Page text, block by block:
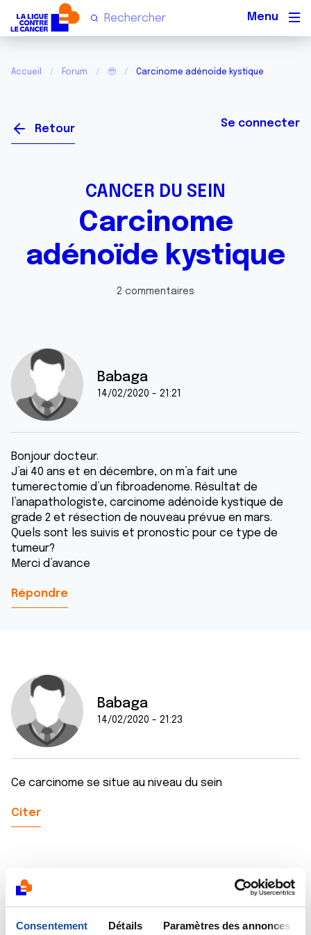
Consentement Détails Paramètres des annonces
Accueil Forum 🥹 Carcinome adénoïde kystique
Retour Se connecter
CANCER DU SEIN
Carcinome
adénoïde kystique
2 commentaires
Babaga
14/02/2020 - 21:21
Bonjour docteur.
J’ai 40 ans et en décembre, on m’a fait une
tumerectomie d’un fibroadenome. Résultat de
l’anapathologiste, carcinome adénoïde kystique de
grade 2 et résection de nouveau prévue en mars.
Quels sont les suivis et pronostic pour ce type de
tumeur?
Merci d’avance
Répondre
Babaga
14/02/2020 - 21:23
Ce carcinome se situe au niveau du sein
Citer
Dr A.Marceau
15/02/2020 - 10:00